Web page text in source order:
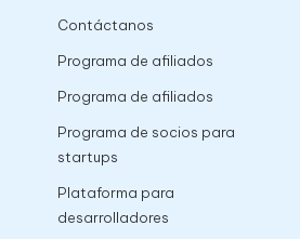
Contáctanos
Programa de afiliados
Programa de afiliados
Programa de socios para
startups
Plataforma para
desarrolladores